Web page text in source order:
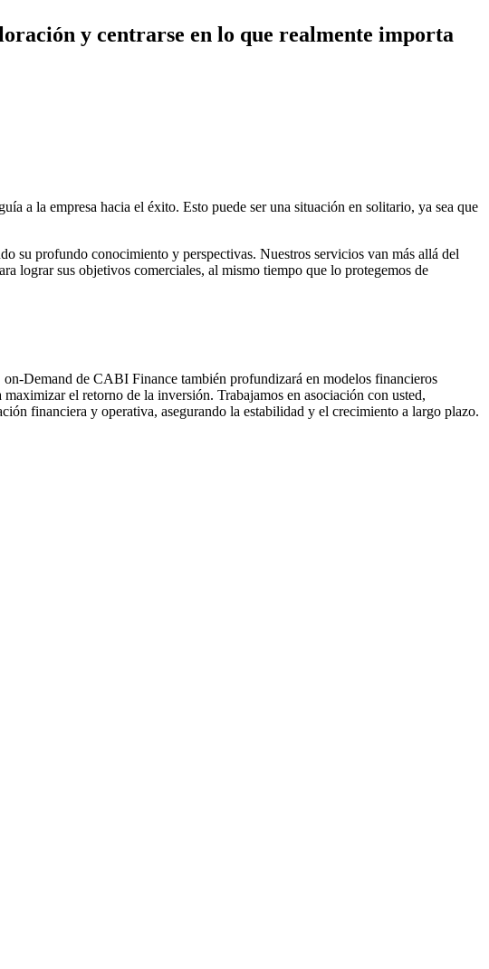
y centrarse en lo que realmente importa
a la empresa hacia el éxito. Esto puede ser una situación en solitario, ya sea que
su profundo conocimiento y perspectivas. Nuestros servicios van más allá del
lograr sus objetivos comerciales, al mismo tiempo que lo protegemos de
Demand de CABI Finance también profundizará en modelos financieros
el retorno de la inversión. Trabajamos en asociación con usted,
financiera y operativa, asegurando la estabilidad y el crecimiento a largo plazo.